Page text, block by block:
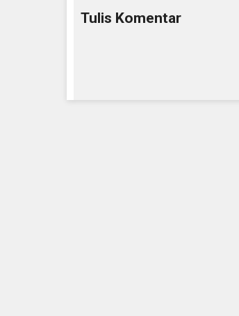
Tulis Komentar